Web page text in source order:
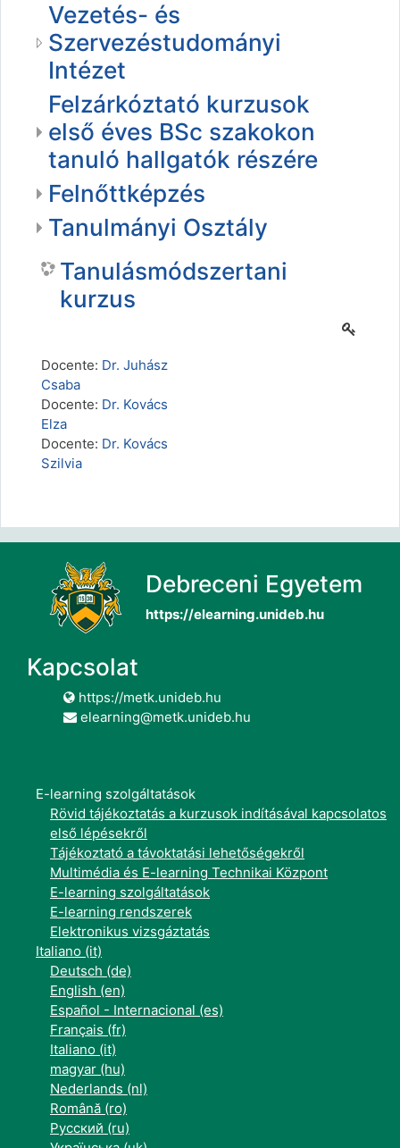
Vezetés- és
Szervezéstudományi
Intézet
Felzárkóztató kurzusok
első éves BSc szakokon
tanuló hallgatók részére
Felnőttképzés
Tanulmányi Osztály
Tanulásmódszertani
kurzus
Docente: Dr. Juhász
Csaba
Docente: Dr. Kovács
Elza
Docente: Dr. Kovács
Szilvia
Debreceni Egyetem
https://elearning.unideb.hu
Kapcsolat
https://metk.unideb.hu
elearning@metk.unideb.hu
E-learning szolgáltatások
Rövid tájékoztatás a kurzusok indításával kapcsolatos
első lépésekről
Tájékoztató a távoktatási lehetőségekről
Multimédia és E-learning Technikai Központ
E-learning szolgáltatások
E-learning rendszerek
Elektronikus vizsgáztatás
Italiano ‎(it)‎
Deutsch ‎(de)‎
English ‎(en)‎
Español - Internacional ‎(es)‎
Français ‎(fr)‎
Italiano ‎(it)‎
magyar ‎(hu)‎
Nederlands ‎(nl)‎
Română ‎(ro)‎
Русский ‎(ru)‎